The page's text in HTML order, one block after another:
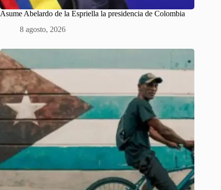
Asume Abelardo de la Espriella la presidencia de Colombia
8 agosto, 2026